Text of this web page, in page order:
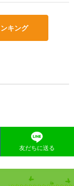
キング
友だちに送る